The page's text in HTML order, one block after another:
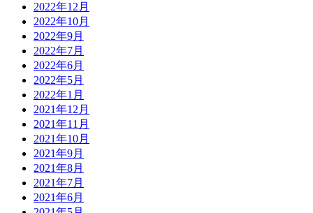
2022年12月
2022年10月
2022年9月
2022年7月
2022年6月
2022年5月
2022年1月
2021年12月
2021年11月
2021年10月
2021年9月
2021年8月
2021年7月
2021年6月